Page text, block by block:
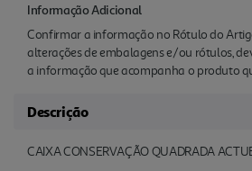
Informação Adicional
Confirmar a informação no Rótulo do
alterações de embalagens e/ou rótulos,
a informação que acompanha o produto
Descrição
CAIXA CONSERVAÇÃO QUADRADA